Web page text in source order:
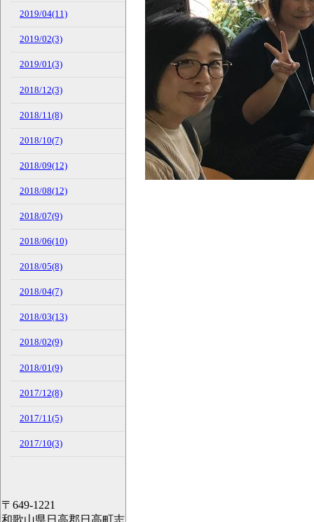
2019/04(11)
2019/02(3)
2019/01(3)
2018/12(3)
2018/11(8)
2018/10(7)
2018/09(12)
2018/08(12)
2018/07(9)
2018/06(10)
2018/05(8)
2018/04(7)
2018/03(13)
2018/02(9)
2018/01(9)
2017/12(8)
2017/11(5)
2017/10(3)
〒649-1221
和歌山県日高郡日高町志